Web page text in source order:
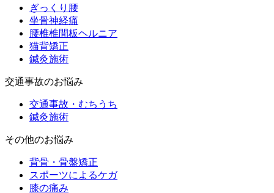
ぎっくり腰
坐骨神経痛
腰椎椎間板ヘルニア
猫背矯正
鍼灸施術
交通事故のお悩み
交通事故・むちうち
鍼灸施術
その他のお悩み
背骨・骨盤矯正
スポーツによるケガ
膝の痛み